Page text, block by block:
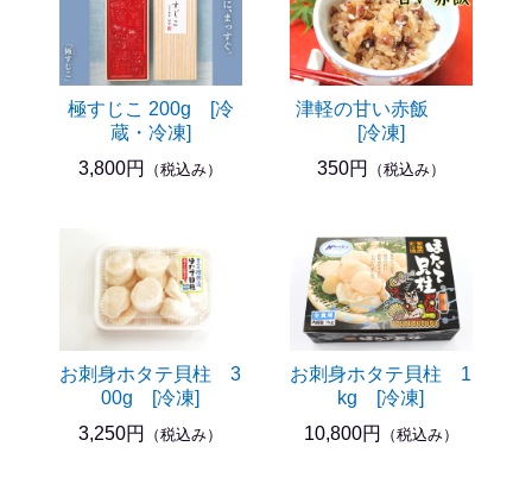
極すじこ 200g [冷
蔵・冷凍]
3,800円
（税込み）
津軽の甘い赤飯
[冷凍]
350円
（税込み）
お刺身ホタテ貝柱 3
00g [冷凍]
3,250円
（税込み）
お刺身ホタテ貝柱 1
kg [冷凍]
10,800円
（税込み）